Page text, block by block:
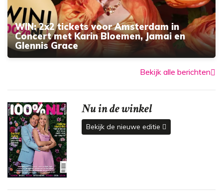
WIN: 2x2 tickets voor Amsterdam in
Concert met Karin Bloemen, Jamai en
Glennis Grace
Bekijk alle berichten
Nu in de winkel
Bekijk de nieuwe editie